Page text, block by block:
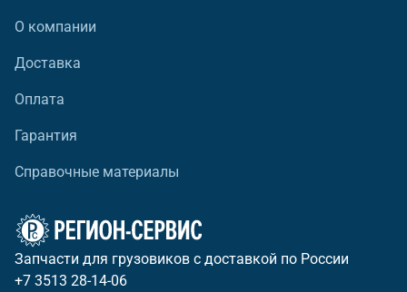
О компании
Доставка
Оплата
Гарантия
Справочные материалы
Запчасти для грузовиков с доставкой по России
+7 3513 28-14-06